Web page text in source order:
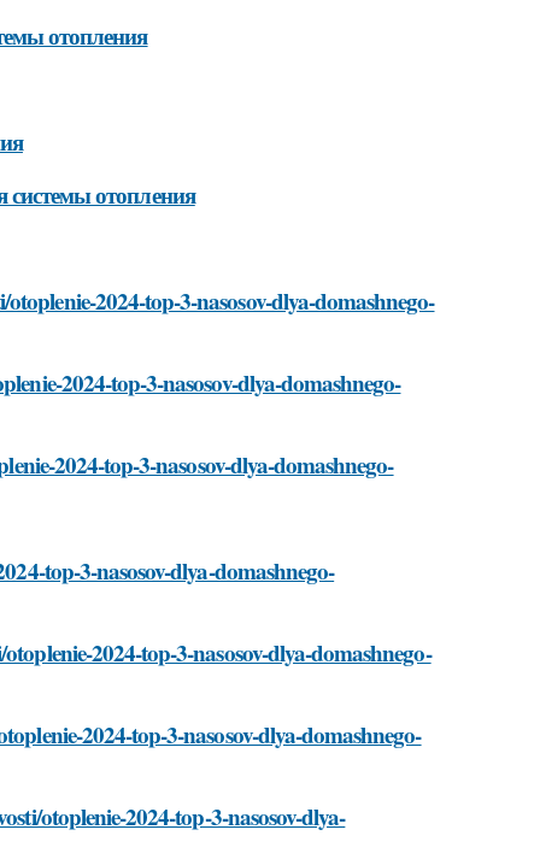
отопления
системы отопления
2024-top-3-nasosov-dlya-domashnego-
2024-top-3-nasosov-dlya-domashnego-
2024-top-3-nasosov-dlya-domashnego-
top-3-nasosov-dlya-domashnego-
2024-top-3-nasosov-dlya-domashnego-
2024-top-3-nasosov-dlya-domashnego-
otoplenie-2024-top-3-nasosov-dlya-